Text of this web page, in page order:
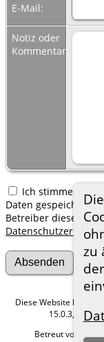
zu
E-Mail:
Notiz oder
Kommentar:
Ich stimme zu,
Daten gespeichert
Betreiber dieser
Diese Website läuft mit
15.0.3,
Betreut von